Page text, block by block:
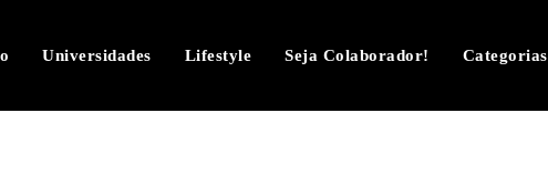
Universidades Lifestyle Seja Colaborador! Categorias